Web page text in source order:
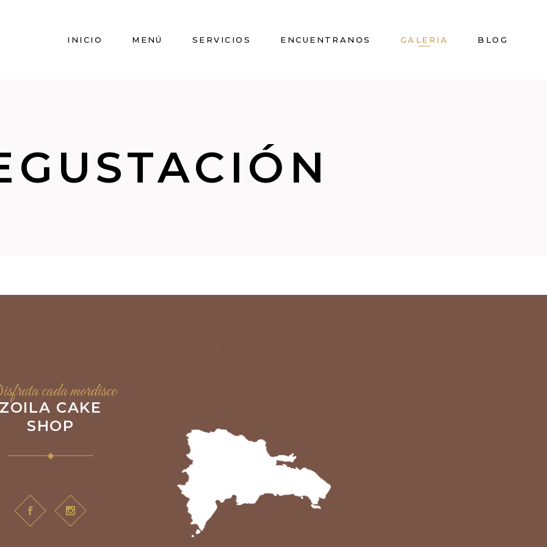
INICIO MENÚ SERVICIOS ENCUENTRANOS GALERIA BLOG
cada mordisco
CAKE
SHOP